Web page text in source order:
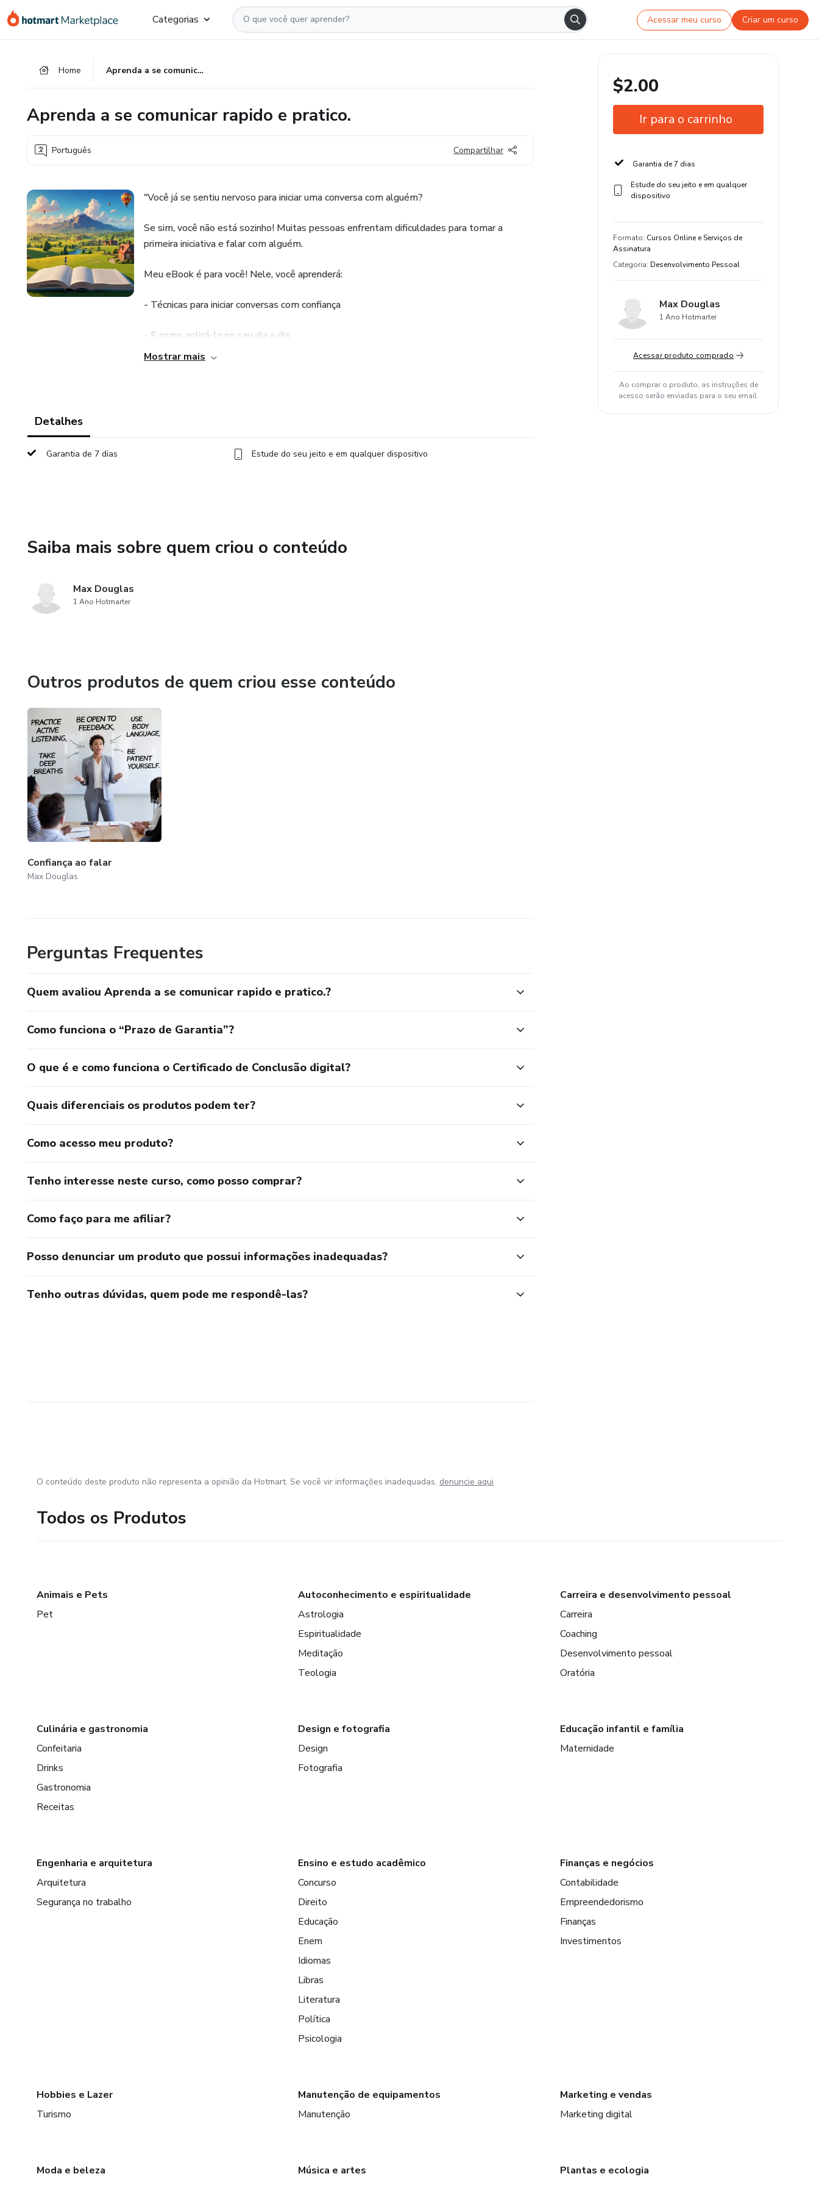
para
para
para
Categorias Acessar meu curso Criar um curso
Home Aprenda a se comunicar rapido e pratico.
Aprenda a se comunicar rapido e pratico.
Português Compartilhar
"Você já se sentiu nervoso para iniciar uma conversa com alguém?
Se sim, você não está sozinho! Muitas pessoas enfrentam dificuldades para tomar a
primeira iniciativa e falar com alguém.
Meu eBook é para você! Nele, você aprenderá:
- Técnicas para iniciar conversas com confiança
- E como aplicá-lo no seu dia a dia.
- Aumentar sua confiança social
Mostrar mais
Detalhes
Garantia de 7 dias Estude do seu jeito e em qualquer dispositivo
Saiba mais sobre quem criou o conteúdo
Max Douglas
1 Ano Hotmarter
Outros produtos de quem criou esse conteúdo
Confiança ao falar
Max Douglas
Perguntas Frequentes
Quem avaliou Aprenda a se comunicar rapido e pratico.?
Como funciona o “Prazo de Garantia”?
O que é e como funciona o Certificado de Conclusão digital?
Quais diferenciais os produtos podem ter?
Como acesso meu produto?
Tenho interesse neste curso, como posso comprar?
Como faço para me afiliar?
Posso denunciar um produto que possui informações inadequadas?
Tenho outras dúvidas, quem pode me respondê-las?
$2.00
Ir para o carrinho
Garantia de 7 dias
Estude do seu jeito e em qualquer
dispositivo
Formato: Cursos Online e Serviços de
Assinatura
Categoria: Desenvolvimento Pessoal
Max Douglas
1 Ano Hotmarter
Acessar produto comprado
Ao comprar o produto, as instruções de
acesso serão enviadas para o seu email.
O conteúdo deste produto não representa a opinião da Hotmart. Se você vir informações inadequadas, denuncie aqui
Todos os Produtos
Animais e Pets
Pet
Autoconhecimento e espiritualidade
Astrologia
Espiritualidade
Meditação
Teologia
Carreira e desenvolvimento pessoal
Carreira
Coaching
Desenvolvimento pessoal
Oratória
Culinária e gastronomia
Confeitaria
Drinks
Gastronomia
Receitas
Design e fotografia
Design
Fotografia
Educação infantil e família
Maternidade
Engenharia e arquitetura
Arquitetura
Segurança no trabalho
Ensino e estudo acadêmico
Concurso
Direito
Educação
Enem
Idiomas
Libras
Literatura
Política
Psicologia
Finanças e negócios
Contabilidade
Empreendedorismo
Finanças
Investimentos
Hobbies e Lazer
Turismo
Manutenção de equipamentos
Manutenção
Marketing e vendas
Marketing digital
Moda e beleza
Música e artes
Plantas e ecologia